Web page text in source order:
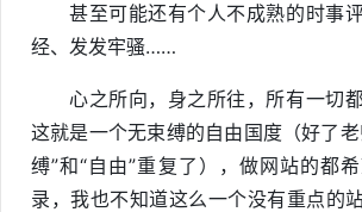
甚至可能还有个人不成熟的时事
经、发发牢骚……
心之所向，身之所往，所有一切
这就是一个无束缚的自由国度（好了
缚”和“自由”重复了），做网站的都
录，我也不知道这么一个没有重点的